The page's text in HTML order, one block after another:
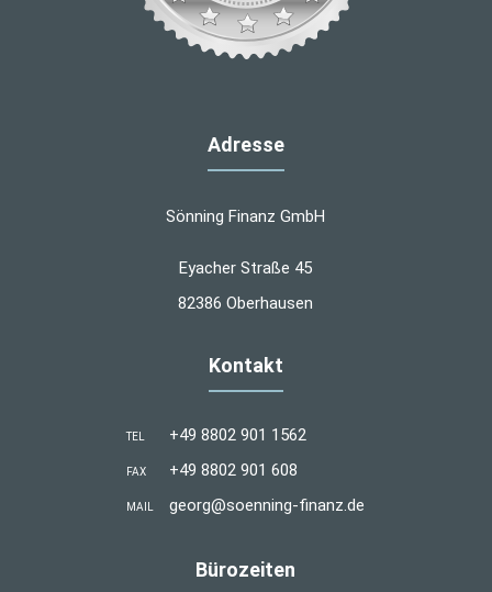
Adresse
Sönning Finanz GmbH
Eyacher Straße 45
82386 Oberhausen
Kontakt
TEL +49 8802 901 1562
FAX +49 8802 901 608
MAIL georg@soenning-finanz.de
Bürozeiten